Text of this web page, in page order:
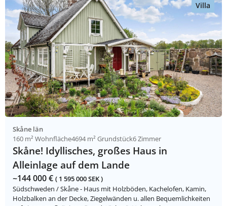
Villa
Skåne län
160 m² Wohnfläche4694 m² Grundstück6 Zimmer
Skåne! Idyllisches, großes Haus in
Alleinlage auf dem Lande
~144 000 € ( 1 595 000 SEK )
Südschweden / Skåne - Haus mit Holzböden, Kachelofen, Kamin,
Holzbalken an der Decke, Ziegelwänden u. allen Bequemlichkeiten